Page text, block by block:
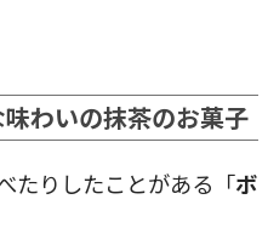
わいの抹茶のお菓子
たりしたことがある「ボ